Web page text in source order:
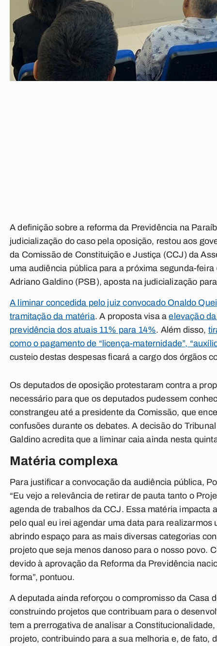
A definição sobre a reforma da Previdência na
judicialização do caso pela oposição, restou aos
da Comissão de Constituição e Justiça (CCJ) da
uma audiência pública para a próxima segunda-
Adriano Galdino (PSB), aposta na judicialização
A liminar concedida pelo juiz convocado Onaldo
tramitação da matéria. A proposta visa aelevação
previdência dos atuais 11% para 14%. Além disso,
como o pagamento de “licença-maternidade”,
custeio destas despesas ficará a cargo dos órgãos
Os deputados de oposição protestaram contra a
necessário para que os deputados pudessem
constrangeu até a presidente da Comissão, que
confusões durante os debates. A decisão do
Galdino acredita que a liminar caia ainda nesta
Matéria complexa
Para justificar a convocação da audiência pública,
“Eu vejo a relevância de retirar de pauta tanto o
agenda de trabalhos da CCJ. Essa matéria impacta
pelo qual eu irei agendar uma data para
abrindo espaço para as mais diversas categorias
projeto que seja menos danoso para o nosso povo.
devido à aprovação da Reforma da Previdência
forma”, pontuou.
A deputada ainda reforçou o compromisso da Casa
construindo projetos que contribuam para o
tem a prerrogativa de analisar a
projeto, contribuindo para a sua melhoria e, de fato,